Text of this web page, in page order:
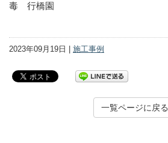
毒 行橋園
2023年09月19日 | 施工事例
一覧ページに戻る